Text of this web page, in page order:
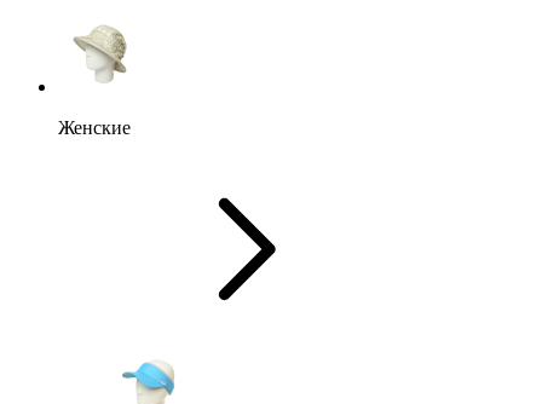
Женские